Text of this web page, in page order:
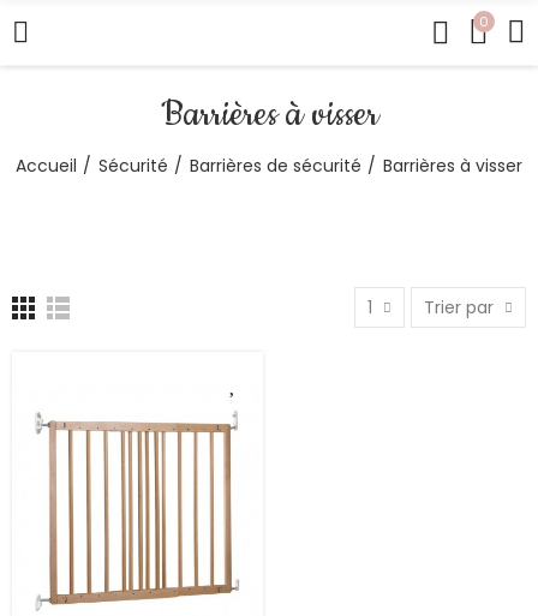
0
Barrières à visser
Accueil Sécurité Barrières de sécurité Barrières à visser
1 Trier par